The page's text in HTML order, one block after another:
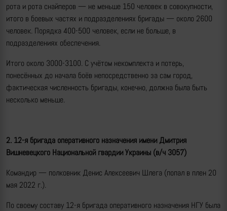
рота и рота снайперов — не меньше 150 человек в совокупности,
итого в боевых частях и подразделениях бригады — около 2600
человек. Порядка 400-500 человек, если не больше, в
подразделениях обеспечения.
Итого около 3000-3100. С учётом некомплекта и потерь,
понесённых до начала боёв непосредственно за сам город,
фактическая численность бригады, конечно, должна была быть
несколько меньше.
2. 12-я бригада оперативного назначения имени Дмитрия
Вишневецкого Национальной гвардии Украины (в/ч 3057)
Командир — полковник Денис Алексеевич Шлега (попал в плен 20
мая 2022 г.).
По своему составу 12-я бригада оперативного назначения НГУ была